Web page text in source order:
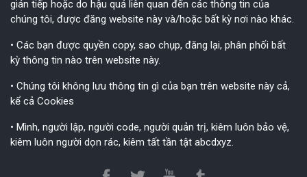
gián tiếp hoặc do hậu quả liên quan đến các thông tin của
chúng tôi, được đăng website này và/hoặc bất kỳ nơi nào khác.
• Các bạn được quyền copy, sao chụp, đăng lại, phân phối bất
kỳ thông tin nào trên website này.
• Chúng tôi không lưu thông tin gì của bạn trên website này cả,
kể cả Cookies
• Mình, người lập, người code, người quản trị, kiêm luôn bảo vệ,
kiêm luôn người dọn rác, kiêm tất tần tật abcdxyz.